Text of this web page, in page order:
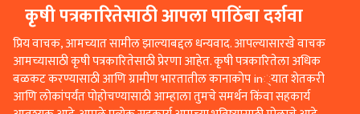
कृषी पत्रकारितेसाठी आपला पाठिंबा दर्शवा
प्रिय वाचक, आमच्यात सामील झाल्याबद्दल धन्यवाद. आपल्यासारखे वाचक
आमच्यासाठी कृषी पत्रकारितेसाठी प्रेरणा आहेत. कृषी पत्रकारितेला अधिक
बळकट करण्यासाठी आणि ग्रामीण भारतातील कानाकोप in्यात शेतकरी
आणि लोकांपर्यंत पोहोचण्यासाठी आम्हाला तुमचे समर्थन किंवा सहकार्य